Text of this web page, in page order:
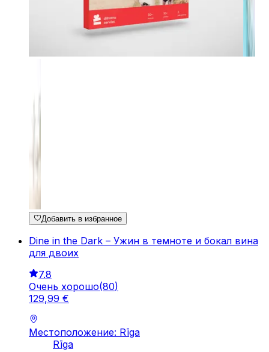
Добавить в избранное
Dine in the Dark – Ужин в темноте и бокал вина
для двоих
7.8
Очень хорошо(80)
129,99 €
Местоположение: Rīga
Rīga